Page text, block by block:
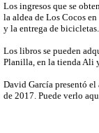
Los ingresos que se
la aldea de Los Cocos
y la entrega de bicicletas.
Los libros se pueden
Planilla, en la tienda Ali
David García presentó
de 2017. Puede verlo